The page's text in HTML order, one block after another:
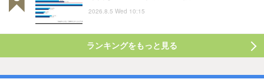
2026.8.5 Wed 10:15
ランキングをもっと見る